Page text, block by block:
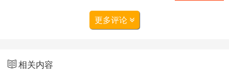
更多评论
相关内容